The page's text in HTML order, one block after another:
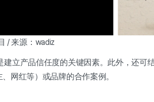
/ 来源：wadiz
建立产品信任度的关键因素。此外，还可
网红等）或品牌的合作案例。